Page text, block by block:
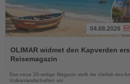
Sie
die
Nachrichten
04.08.2026
OLIMAR widmet den Kapverden
Reisemagazin
Das neue 20-seitige Magazin stellt die Vielfalt des
Vulkanlandschaften vor